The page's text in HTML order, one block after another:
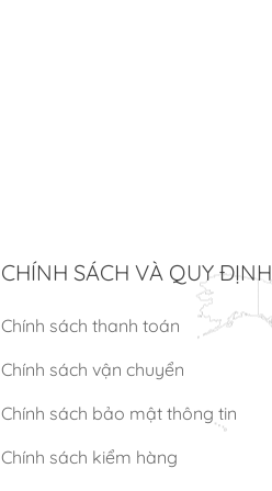
CHÍNH SÁCH VÀ QUY ĐỊNH
Chính sách thanh toán
Chính sách vận chuyển
Chính sách bảo mật thông tin
Chính sách kiểm hàng